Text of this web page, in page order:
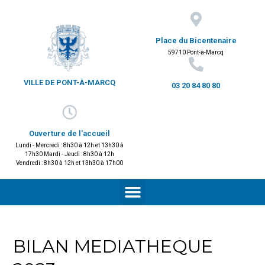
VILLE DE PONT-À-MARCQ
Place du Bicentenaire
59710 Pont-à-Marcq
03 20 84 80 80
Ouverture de l'accueil
Lundi - Mercredi : 8h30 à 12h et 13h30 à
17h30 Mardi - Jeudi : 8h30 à 12h
Vendredi : 8h30 à 12h et 13h30 à 17h00
BILAN MEDIATHEQUE